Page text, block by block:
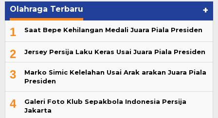
Olahraga Terbaru +
1 Saat Bepe Kehilangan Medali Juara Piala Presiden
2 Jersey Persija Laku Keras Usai Juara Piala Presiden
3
Marko Simic Kelelahan Usai Arak arakan Juara Piala
Presiden
4
Galeri Foto Klub Sepakbola Indonesia Persija
Jakarta